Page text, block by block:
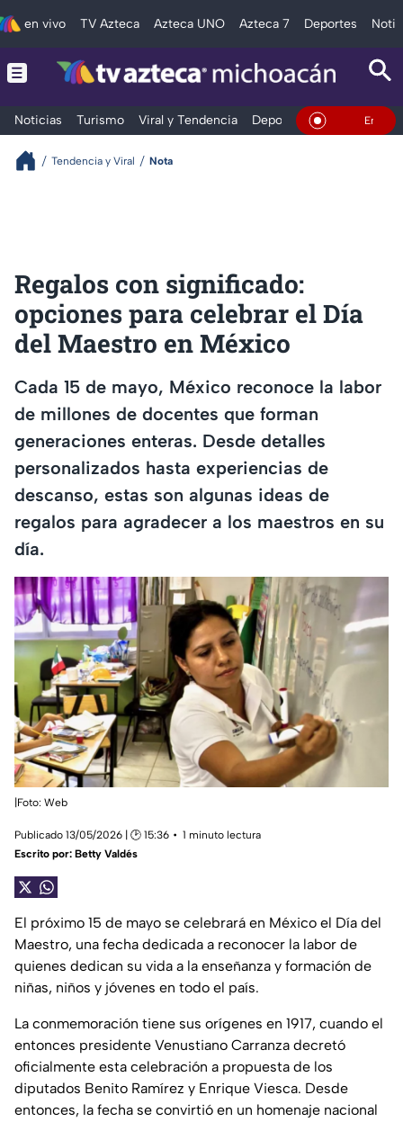
en vivo TV Azteca Azteca UNO Azteca 7 Deportes
Noticias Turismo Viral y Tendencia Deportes Espectáculos
En Vivo
Tendencia y Viral Nota
Regalos con significado:
opciones para celebrar el Día
del Maestro en México
Cada 15 de mayo, México reconoce la labor
de millones de docentes que forman
generaciones enteras. Desde detalles
personalizados hasta experiencias de
descanso, estas son algunas ideas de
regalos para agradecer a los maestros en su
día.
|Foto: Web
Publicado 13/05/2026 | 🕑 15:36
1 minuto lectura
Escrito por: Betty Valdés
El próximo 15 de mayo se celebrará en México el Día del
Maestro, una fecha dedicada a reconocer la labor de
quienes dedican su vida a la enseñanza y formación de
niñas, niños y jóvenes en todo el país.
La conmemoración tiene sus orígenes en 1917, cuando el
entonces presidente Venustiano Carranza decretó
oficialmente esta celebración a propuesta de los
diputados Benito Ramírez y Enrique Viesca. Desde
entonces, la fecha se convirtió en un homenaje nacional